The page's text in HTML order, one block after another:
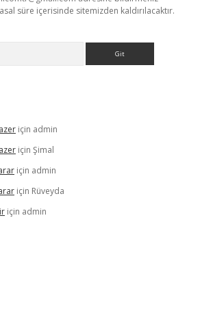
süre içerisinde sitemizden kaldırılacaktır.
için admin
için Şimal
için admin
için Rüveyda
için admin